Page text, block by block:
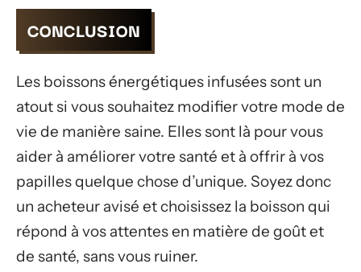
CONCLUSION
Les boissons énergétiques infusées sont un
atout si vous souhaitez modifier votre mode de
vie de manière saine. Elles sont là pour vous
aider à améliorer votre santé et à offrir à vos
papilles quelque chose d’unique. Soyez donc
un acheteur avisé et choisissez la boisson qui
répond à vos attentes en matière de goût et
de santé, sans vous ruiner.